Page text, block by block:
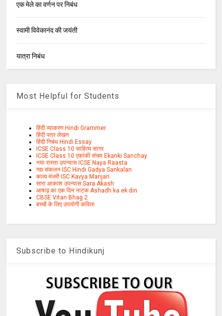
एक मेले का वर्णन पर निबंध
स्वामी विवेकानंद की जयंती
यात्रा निबंध
Most Helpful for Students
हिंदी व्याकरण Hindi Grammer
हिंदी पत्र लेखन
हिंदी निबंध Hindi Essay
ICSE Class 10 साहित्य सागर
ICSE Class 10 एकांकी संचय Ekanki Sanchay
नया रास्ता उपन्यास ICSE Naya Raasta
गद्य संकलन ISC Hindi Gadya Sankalan
काव्य मंजरी ISC Kavya Manjari
सारा आकाश उपन्यास Sara Akash
आषाढ़ का एक दिन नाटक Ashadh ka ek din
CBSE Vitan Bhag 2
बच्चों के लिए उपयोगी कविता
Subscribe to Hindikunj